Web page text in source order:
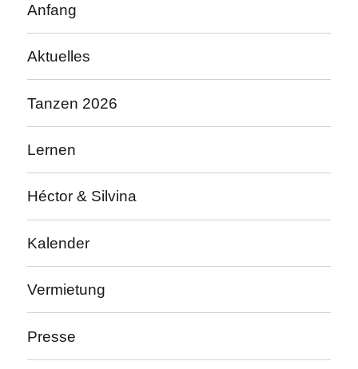
Anfang
Aktuelles
Tanzen 2026
Lernen
Héctor & Silvina
Kalender
Vermietung
Presse